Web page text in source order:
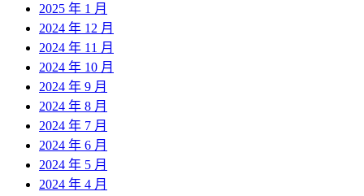
2025 年 1 月
2024 年 12 月
2024 年 11 月
2024 年 10 月
2024 年 9 月
2024 年 8 月
2024 年 7 月
2024 年 6 月
2024 年 5 月
2024 年 4 月